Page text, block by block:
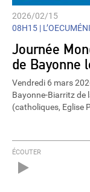
2026/02/15
08H15 |
Journée
de Bayonne
Vendredi 6 mars
Bayonne-Biarritz de
(catholiques, Eglise
ÉCOUTER